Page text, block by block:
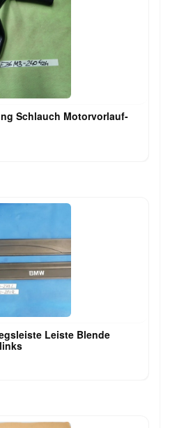
Schlauch Motorvorlauf-
Leiste Blende